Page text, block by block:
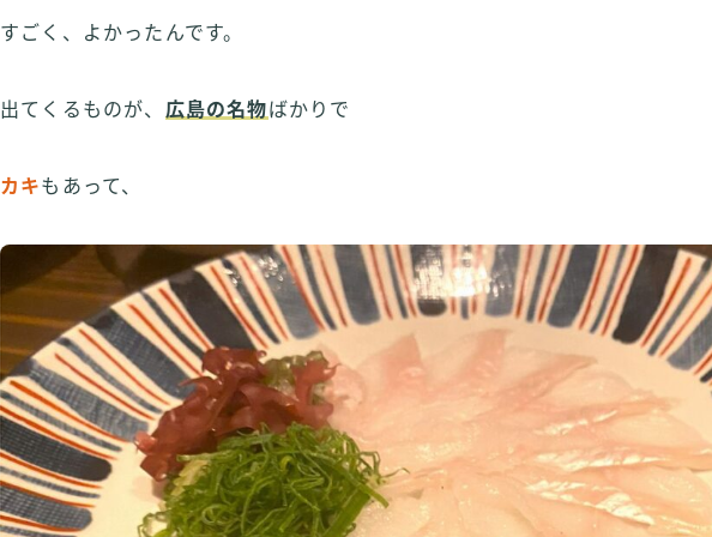
すごく、よかったんです。
出てくるものが、 広島の名物ばかりで
カキもあって、